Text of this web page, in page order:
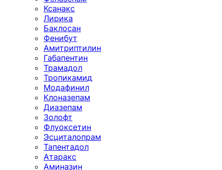
Ксанакс
Лирика
Баклосан
Фенибут
Амитриптилин
Габапентин
Трамадол
Тропикамид
Модафинил
Клоназепам
Диазепам
Золофт
Флуоксетин
Эсциталопрам
Тапентадол
Атаракс
Аминазин